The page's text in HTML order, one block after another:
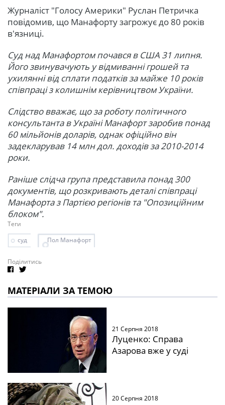
Журналіст "Голосу Америки" Руслан Петричка
повідомив, що Манафорту загрожує до 80 років
в'язниці.
Суд над Манафортом почався в США 31 липня.
Його звинувачують у відмиванні грошей та
ухилянні від сплати податків за майже 10 років
співпраці з колишнім керівництвом України.
Слідство вважає, що за роботу політичного
консультанта в Україні Манафорт заробив понад
60 мільйонів доларів, однак офіційно він
задекларував 14 млн дол. доходів за 2010-2014
роки.
Раніше слідча група представила понад 300
документів, що розкривають деталі співпраці
Манафорта з Партією регіонів та "Опозиційним
блоком".
Теги
суд
Пол Манафорт
Поділитись
МАТЕРІАЛИ ЗА ТЕМОЮ
21 Серпня 2018
Луценко: Справа
Азарова вже у суді
20 Серпня 2018